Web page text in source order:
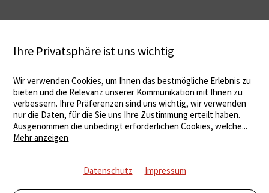
Ihre Privatsphäre ist uns wichtig
Wir verwenden Cookies, um Ihnen das bestmögliche Erlebnis zu
bieten und die Relevanz unserer Kommunikation mit Ihnen zu
verbessern. Ihre Präferenzen sind uns wichtig, wir verwenden
nur die Daten, für die Sie uns Ihre Zustimmung erteilt haben.
Ausgenommen die unbedingt erforderlichen Cookies, welche...
Mehr anzeigen
Datenschutz Impressum